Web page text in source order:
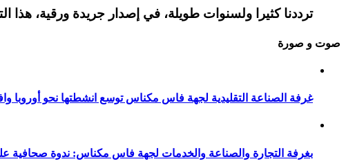
ترددنا كثيرا ولسنوات طويلة، في إصدار جريدة ورقية، هذا
صوت و صورة
غرفة الصناعة التقليدية لجهة فاس مكناس توسع انشطتها نحو أوروبا
بغرفة التجارة والصناعة والخدمات لجهة فاس مكناس: ندوة صحافية